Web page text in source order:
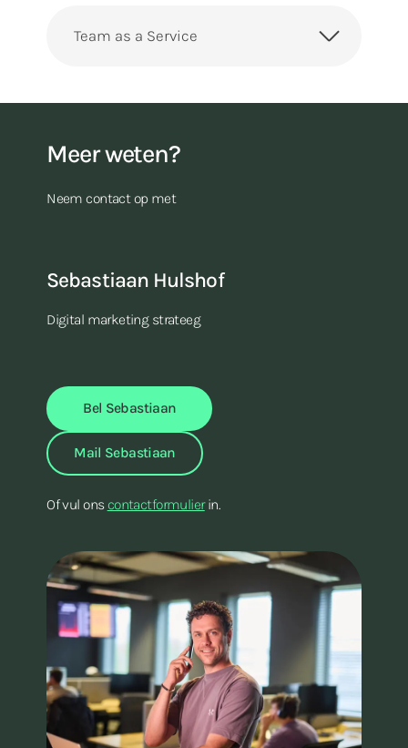
Team as a Service
Meer weten?
Neem contact op met
Sebastiaan Hulshof
Digital marketing strateeg
Bel Sebastiaan
Mail Sebastiaan
Of vul ons contactformulierin.